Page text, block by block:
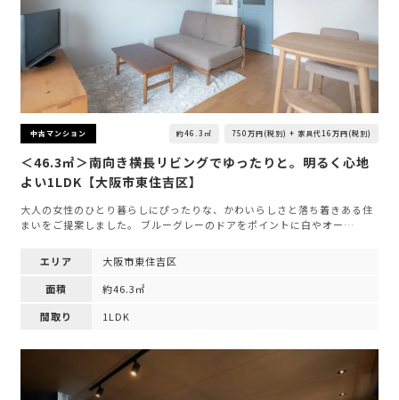
中古マンション 約46.3㎡ 750万円(税別) + 家具代16万円(税別)
＜46.3㎡＞南向き横長リビングでゆったりと。明るく心地
よい1LDK【大阪市東住吉区】
大人の女性のひとり暮らしにぴったりな、かわいらしさと落ち着きある住
まいをご提案しました。 ブルーグレーのドアをポイントに白やオー…
エリア
大阪市東住吉区
面積
約46.3㎡
間取り
1LDK